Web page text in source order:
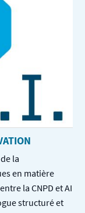
la
en matière
la CNPD et AI
structuré et